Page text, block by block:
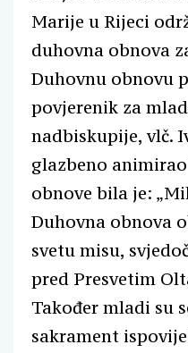
Marije u Rijeci
duhovna obnova
Duhovnu obnovu
povjerenik za
nadbiskupije, vlč.
glazbeno
obnove bila je:
Duhovna obnova
svetu misu,
pred Presvetim
Također mladi su
sakrament